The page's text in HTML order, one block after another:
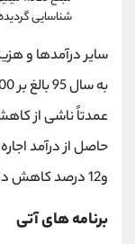
شناسایی
عمدتاً ناشی از
و12 درصد کاهش داشته است.
برنامه های آتی